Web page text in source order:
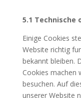
5.1 Technische
Einige Cookies
Website richtig
bekannt bleiben.
Cookies machen
besuchen. Auf
unserer Website